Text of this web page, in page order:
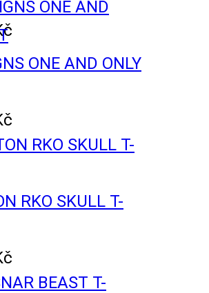
ONE AND ONLY
RKO SKULL T-